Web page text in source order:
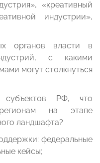
«креативный
индустрии»,
органов власти в
с какими
могут столкнуться
субъектов РФ, что
на этапе
ландшафта?
федеральные
кейсы;